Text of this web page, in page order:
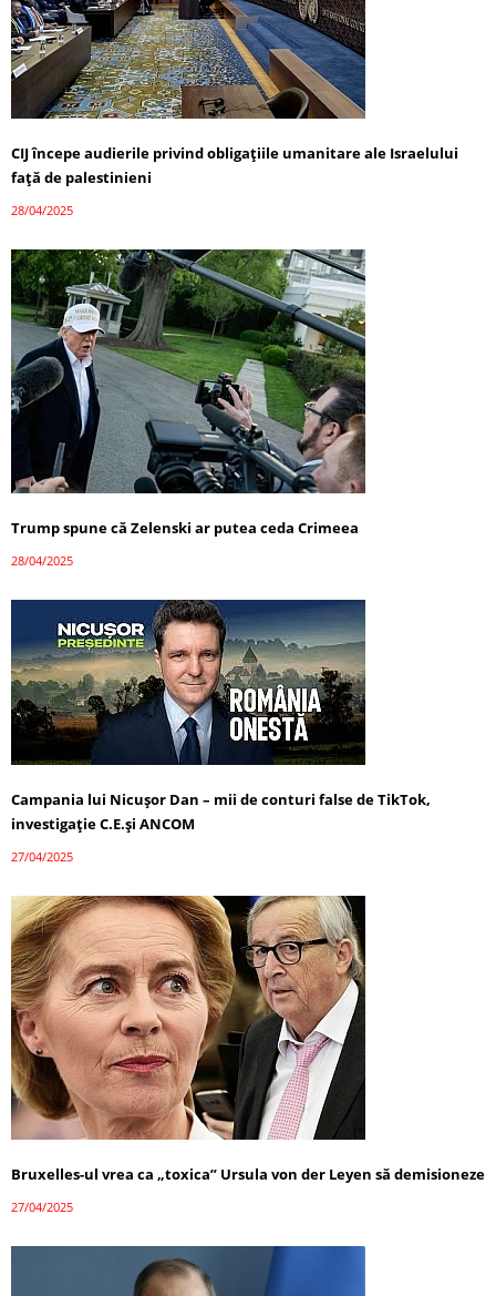
CIJ începe audierile privind obligațiile umanitare ale Israelului
față de palestinieni
28/04/2025
Trump spune că Zelenski ar putea ceda Crimeea
28/04/2025
Campania lui Nicușor Dan – mii de conturi false de TikTok,
investigație C.E.și ANCOM
27/04/2025
Bruxelles-ul vrea ca „toxica” Ursula von der Leyen să demisioneze
27/04/2025